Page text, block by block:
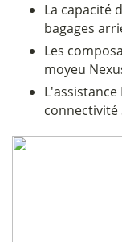
La capacité
bagages
Les
moyeu
L'assistance
connectivité